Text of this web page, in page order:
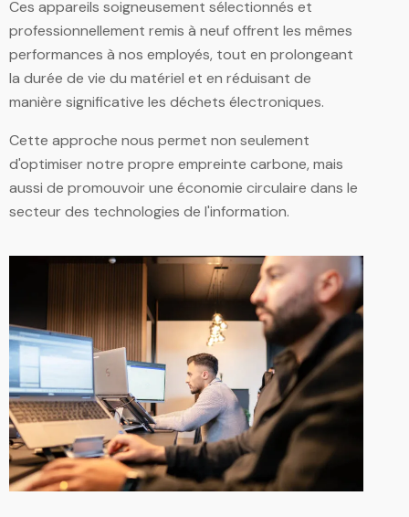
Ces appareils soigneusement sélectionnés et
professionnellement remis à neuf offrent les mêmes
performances à nos employés, tout en prolongeant
la durée de vie du matériel et en réduisant de
manière significative les déchets électroniques.
Cette approche nous permet non seulement
d'optimiser notre propre empreinte carbone, mais
aussi de promouvoir une économie circulaire dans le
secteur des technologies de l'information.